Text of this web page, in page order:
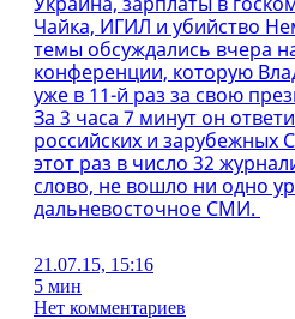
Чайка, ИГИЛ и убийство
темы обсуждались вчера
конференции, которую
уже в 11-й раз за свою
За 3 часа 7 минут он
российских и
этот раз в число 32
слово, не вошло ни одно
дальневосточное СМИ.
21.07.15, 15:16
5 мин
Нет комментариев